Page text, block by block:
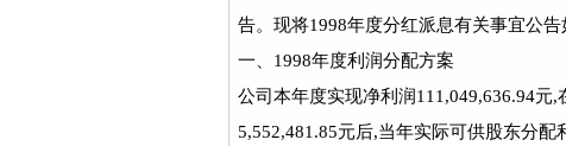
告。现将1998年度分红派息有关事宜公告
一、1998年度利润分配方案
公司本年度实现净利润111,049,636.94元
5,552,481.85元后,当年实际可供股东分